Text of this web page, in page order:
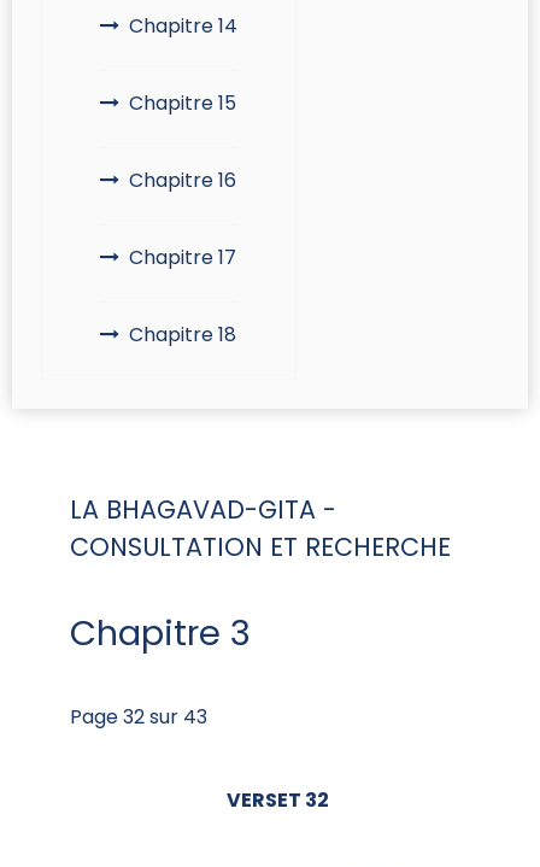
Chapitre 14
Chapitre 15
Chapitre 16
Chapitre 17
Chapitre 18
LA BHAGAVAD-GITA -
CONSULTATION ET RECHERCHE
Chapitre 3
Page 32 sur 43
VERSET 32